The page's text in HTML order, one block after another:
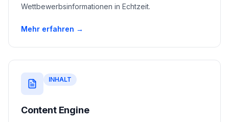
Wettbewerbsinformationen in Echtzeit.
Mehr erfahren →
INHALT
Content Engine